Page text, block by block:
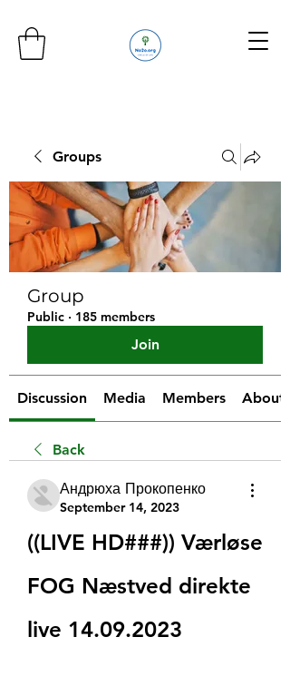
Groups
Group
Public · 185 members
Join
Discussion Media Members About
Back
Андрюха Прокопенко
September 14, 2023
((LIVE HD###)) Værløse
FOG Næstved direkte
live 14.09.2023